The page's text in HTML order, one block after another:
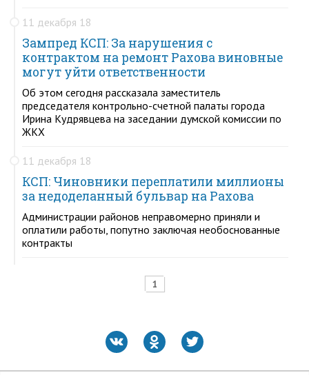
11 декабря 18
Зампред КСП: За нарушения с
контрактом на ремонт Рахова виновные
могут уйти ответственности
Об этом сегодня рассказала заместитель
председателя контрольно-счетной палаты города
Ирина Кудрявцева на заседании думской комиссии по
ЖКХ
11 декабря 18
КСП: Чиновники переплатили миллионы
за недоделанный бульвар на Рахова
Администрации районов неправомерно приняли и
оплатили работы, попутно заключая необоснованные
контракты
1